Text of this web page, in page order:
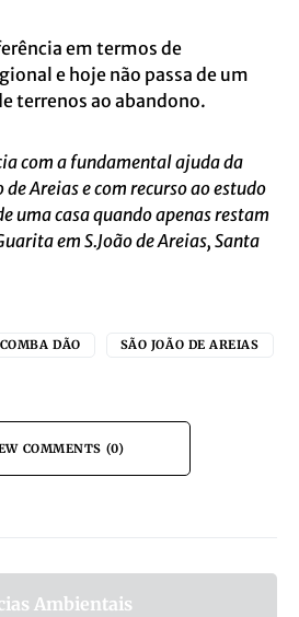
em termos de
e hoje não passa de um
terrenos ao abandono.
com a fundamental ajuda da
de Areias e com recurso ao estudo
uma casa quando apenas restam
em S.João de Areias, Santa
DÃO SÃO JOÃO DE AREIAS
COMMENTS (0)
Ambientais